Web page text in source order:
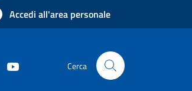
Accedi all'area personale
Cerca